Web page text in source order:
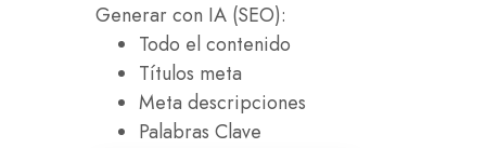
Generar con IA (SEO):
Todo el contenido
Títulos meta
Meta descripciones
Palabras Clave